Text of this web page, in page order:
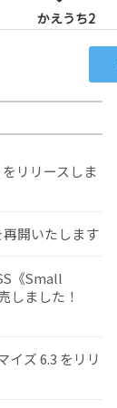
かえうち2
リリースしま
開いたします
《Small
しました！
ズ 6.3 をリリ